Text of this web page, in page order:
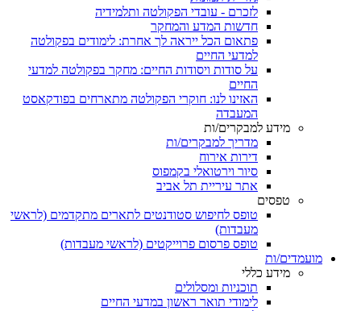
לזכרם - עובדי הפקולטה ותלמידיה
חדשות המדע והמחקר
פתאום הכל ייראה לך אחרת: לימודים בפקולטה
למדעי החיים
על סודות ויסודות החיים: מחקר בפקולטה למדעי
החיים
האזינו לנו: חוקרי הפקולטה מתארחים בפודקאסט
המעבדה
מידע למבקרים/ות
מדריך למבקרים/ות
דירות אירוח
סיור וירטואלי בקמפוס
אתר עיריית תל אביב
טפסים
טופס לחיפוש סטודנטים לתארים מתקדמים (לראשי
מעבדות)
טופס פרסום פרוייקטים (לראשי מעבדות)
מועמדים/ות
מידע כללי
תוכניות ומסלולים
לימודי תואר ראשון במדעי החיים